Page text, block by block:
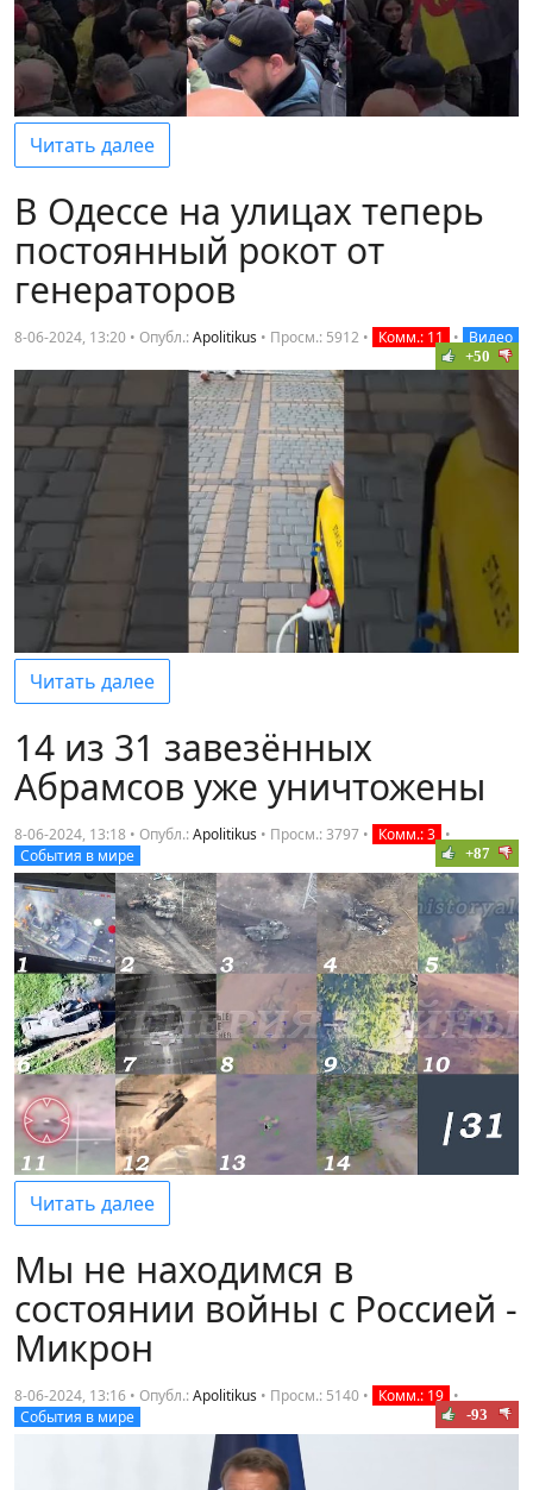
Читать далее
В Одессе на улицах теперь
постоянный рокот от
генераторов
8-06-2024, 13:20 • Опубл.:Apolitikus • Просм.: 5912 • Комм.: 11 • Видео
+50
Читать далее
14 из 31 завезённых
Абрамсов уже уничтожены
8-06-2024, 13:18 • Опубл.:Apolitikus • Просм.: 3797 • Комм.: 3 •
События в мире
+87
Читать далее
Мы не находимся в
состоянии войны с Россией -
Микрон
8-06-2024, 13:16 • Опубл.:Apolitikus • Просм.: 5140 • Комм.: 19 •
События в мире
-93